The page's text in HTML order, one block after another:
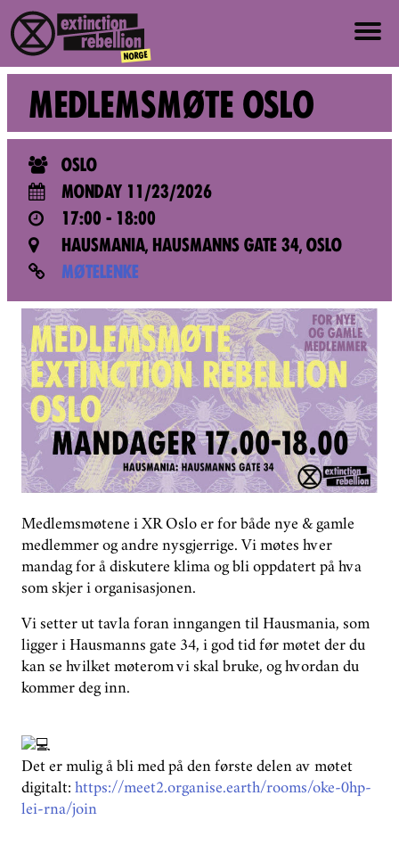
ABOUT US
ABOUT XR NORWAY
VALUES AND PRINCIPLES
JOIN
NEWS
PRESS
EVENTS
GROUPS
DONATE
PHASE OUT NORWAY
NORWEGIAN
MEDLEMSMØTE OSLO
OSLO
MONDAY 11/23/2026
17:00 - 18:00
HAUSMANIA, HAUSMANNS GATE 34, OSLO
MØTELENKE
Medlemsmøtene i XR Oslo er for både nye & gamle
medlemmer og andre nysgjerrige. Vi møtes hver
mandag for å diskutere klima og bli oppdatert på hva
som skjer i organisasjonen.
Vi setter ut tavla foran inngangen til Hausmania, som
ligger i Hausmanns gate 34, i god tid før møtet der du
kan se hvilket møterom vi skal bruke, og hvordan du
kommer deg inn.
Det er mulig å bli med på den første delen av møtet
digitalt: https://meet2.organise.earth/rooms/oke-0hp-
lei-rna/join